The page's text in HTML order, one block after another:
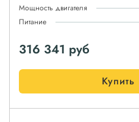
Мощность двигателя
Питание
316 341 руб
Купить